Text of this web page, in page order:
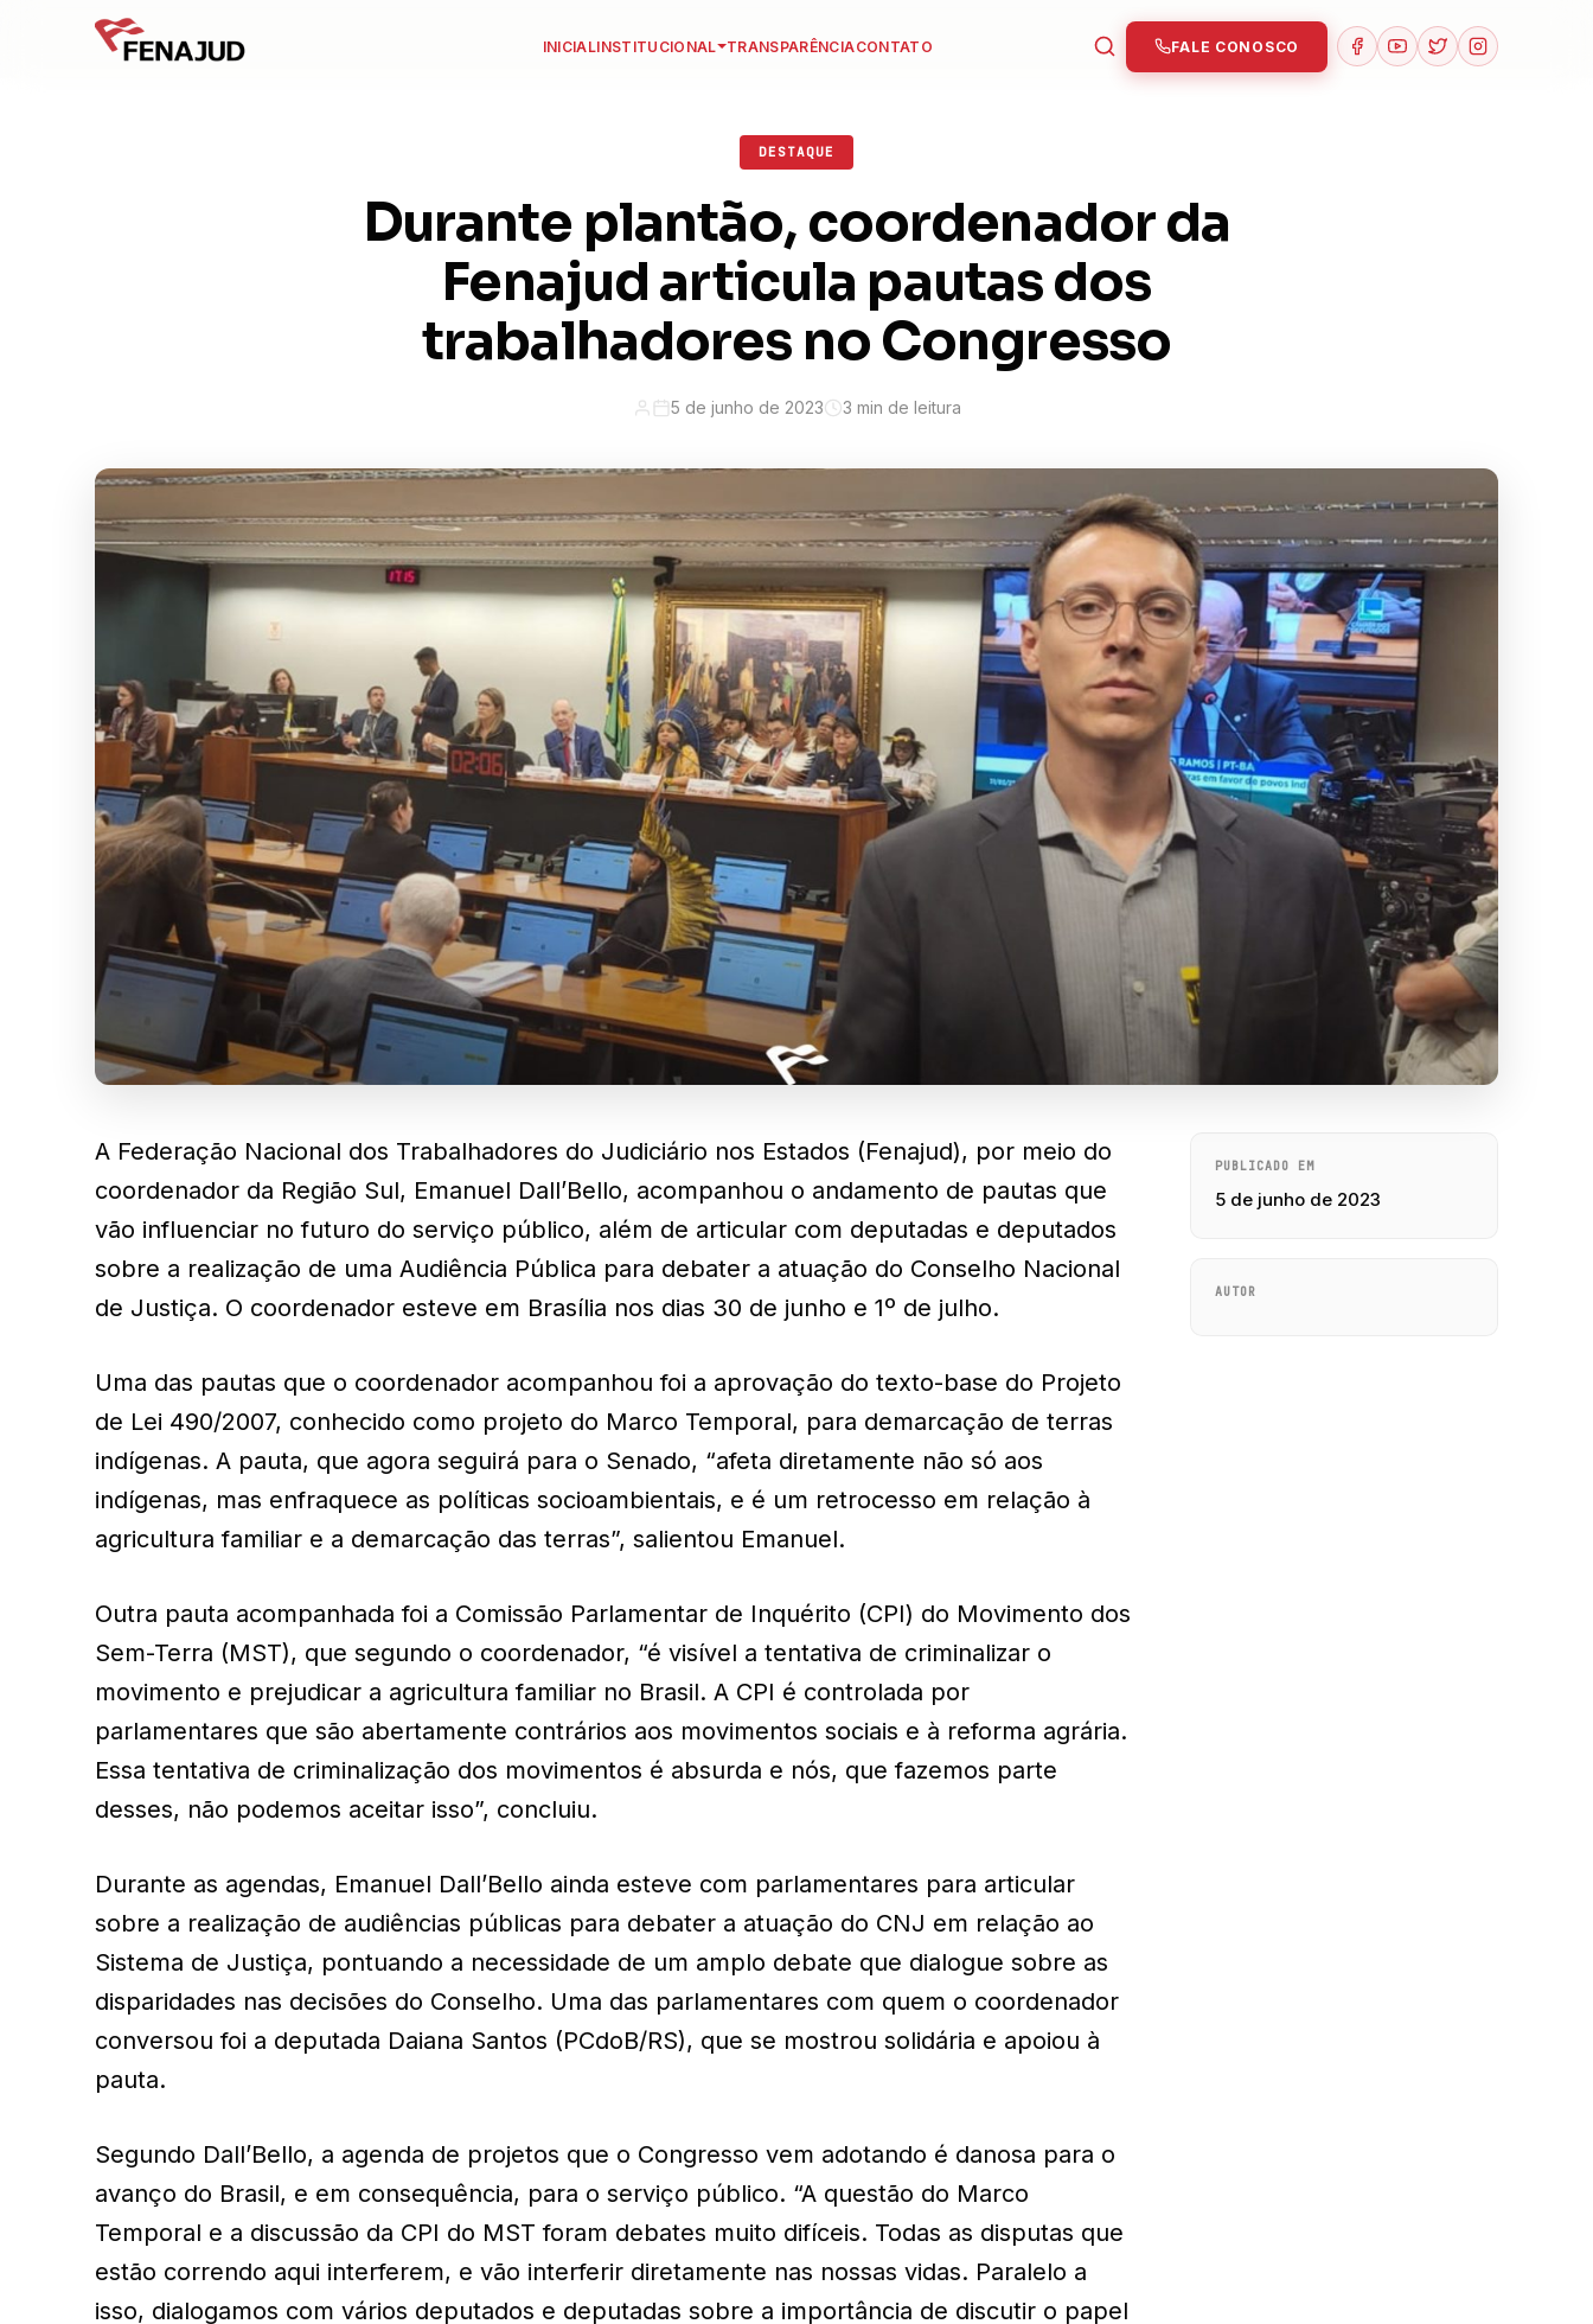
INICIALINSTITUCIONAL TRANSPARÊNCIACONTATO FALE CONOSCO
DESTAQUE
Durante plantão, coordenador da
Fenajud articula pautas dos
trabalhadores no Congresso
5 de junho de 2023 3 min de leitura
A Federação Nacional dos Trabalhadores do Judiciário nos Estados (Fenajud), por meio do
coordenador da Região Sul, Emanuel Dall’Bello, acompanhou o andamento de pautas que
vão influenciar no futuro do serviço público, além de articular com deputadas e deputados
sobre a realização de uma Audiência Pública para debater a atuação do Conselho Nacional
de Justiça. O coordenador esteve em Brasília nos dias 30 de junho e 1º de julho.
Uma das pautas que o coordenador acompanhou foi a aprovação do texto-base do Projeto
de Lei 490/2007, conhecido como projeto do Marco Temporal, para demarcação de terras
indígenas. A pauta, que agora seguirá para o Senado, “afeta diretamente não só aos
indígenas, mas enfraquece as políticas socioambientais, e é um retrocesso em relação à
agricultura familiar e a demarcação das terras”, salientou Emanuel.
Outra pauta acompanhada foi a Comissão Parlamentar de Inquérito (CPI) do Movimento dos
Sem-Terra (MST), que segundo o coordenador, “é visível a tentativa de criminalizar o
movimento e prejudicar a agricultura familiar no Brasil. A CPI é controlada por
parlamentares que são abertamente contrários aos movimentos sociais e à reforma agrária.
Essa tentativa de criminalização dos movimentos é absurda e nós, que fazemos parte
desses, não podemos aceitar isso”, concluiu.
Durante as agendas, Emanuel Dall’Bello ainda esteve com parlamentares para articular
sobre a realização de audiências públicas para debater a atuação do CNJ em relação ao
Sistema de Justiça, pontuando a necessidade de um amplo debate que dialogue sobre as
disparidades nas decisões do Conselho. Uma das parlamentares com quem o coordenador
conversou foi a deputada Daiana Santos (PCdoB/RS), que se mostrou solidária e apoiou à
pauta.
Segundo Dall’Bello, a agenda de projetos que o Congresso vem adotando é danosa para o
avanço do Brasil, e em consequência, para o serviço público. “A questão do Marco
Temporal e a discussão da CPI do MST foram debates muito difíceis. Todas as disputas que
estão correndo aqui interferem, e vão interferir diretamente nas nossas vidas. Paralelo a
isso, dialogamos com vários deputados e deputadas sobre a importância de discutir o papel
PUBLICADO EM
5 de junho de 2023
AUTOR